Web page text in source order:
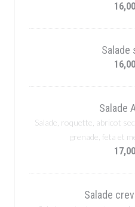
Salade
Salade
Salade, roquette, abricot
grenade, feta et
Salade